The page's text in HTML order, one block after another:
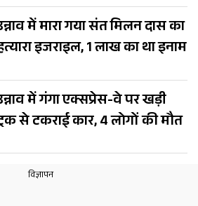
में मारा गया संत मिलन दास का
इजराइल, 1 लाख का था इनाम
में गंगा एक्सप्रेस-वे पर खड़ी
से टकराई कार, 4 लोगों की मौत